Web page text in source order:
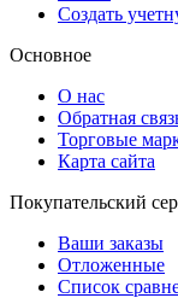
Создать
Основное
О нас
Обратная
Торговые
Карта сайта
Покупательский
Ваши заказы
Отложенные
Список